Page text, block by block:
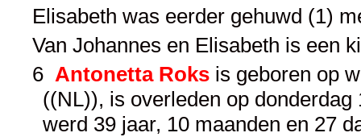
Elisabeth was eerder gehuwd (1)
Van Johannes en Elisabeth is een
6 Antonetta Roks is geboren op
((NL)), is overleden op
werd 39 jaar, 10 maanden en 27